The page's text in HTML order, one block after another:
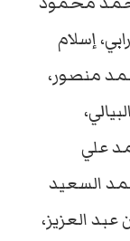
إسلام
منصور،
علي
السعيد
العزيز،